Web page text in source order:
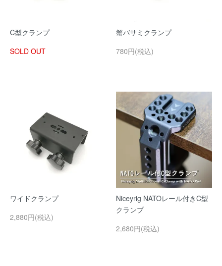
C型クランプ
SOLD OUT
蟹バサミクランプ
780円(税込)
ワイドクランプ
2,880円(税込)
Niceyrig NATOレール付きC型
クランプ
2,680円(税込)